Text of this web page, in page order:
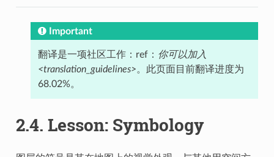
Important
翻译是一项社区工作：ref： 你可以加入
<translation_guidelines>。此页面目前翻译进度为
68.02%。
2.4. Lesson: Symbology